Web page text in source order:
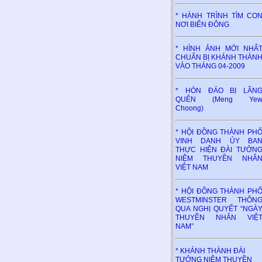
* HÀNH TRÌNH TÌM CON
NƠI BIỂN ĐÔNG
* HÌNH ẢNH MỚI NHẤT
CHUẨN BỊ KHÁNH THÀNH
VÀO THÁNG 04-2009
* HÒN ĐẢO BỊ LÃNG
QUÊN (Meng Yew
Choong)
* HỘI ĐỒNG THÀNH PHỐ
VINH DANH ỦY BAN
THỰC HIỆN ĐÀI TƯỞNG
NIỆM THUYỀN NHÂN
VIỆT NAM
* HỘI ĐỒNG THÀNH PHỐ
WESTMINSTER THÔNG
QUA NGHỊ QUYẾT “NGÀY
THUYỀN NHÂN VIỆT
NAM”
* KHÁNH THÀNH ĐÀI
TƯỞNG NIỆM THUYỀN